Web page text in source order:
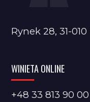
Rynek 28, 31-
WINIETA ONLINE
+48 33 813 90 00